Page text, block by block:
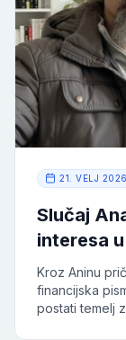
21. VELJ 2026.
Slučaj
interesa
Kroz Aninu
financijska
postati temelj